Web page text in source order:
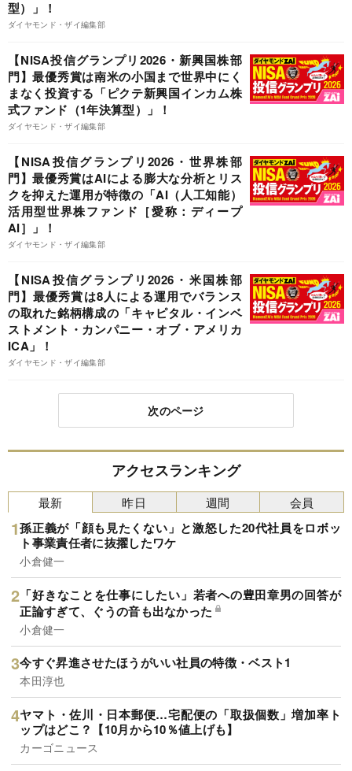
型）」！
ダイヤモンド・ザイ編集部
【NISA投信グランプリ2026・新興国株部
門】最優秀賞は南米の小国まで世界中にく
まなく投資する「ピクテ新興国インカム株
式ファンド（1年決算型）」！
ダイヤモンド・ザイ編集部
【NISA投信グランプリ2026・世界株部
門】最優秀賞はAIによる膨大な分析とリス
クを抑えた運用が特徴の「AI（人工知能）
活用型世界株ファンド［愛称：ディープ
AI］」！
ダイヤモンド・ザイ編集部
【NISA投信グランプリ2026・米国株部
門】最優秀賞は8人による運用でバランス
の取れた銘柄構成の「キャピタル・インベ
ストメント・カンパニー・オブ・アメリカ
ICA」！
ダイヤモンド・ザイ編集部
次のページ
アクセスランキング
最新
孫正義が「顔も見たくない」と激怒した20代社員をロボッ
ト事業責任者に抜擢したワケ
小倉健一
「好きなことを仕事にしたい」若者への豊田章男の回答が
正論すぎて、ぐうの音も出なかった
小倉健一
今すぐ昇進させたほうがいい社員の特徴・ベスト1
本田淳也
ヤマト・佐川・日本郵便…宅配便の「取扱個数」増加率ト
ップはどこ？【10月から10％値上げも】
カーゴニュース
昨日 週間 会員